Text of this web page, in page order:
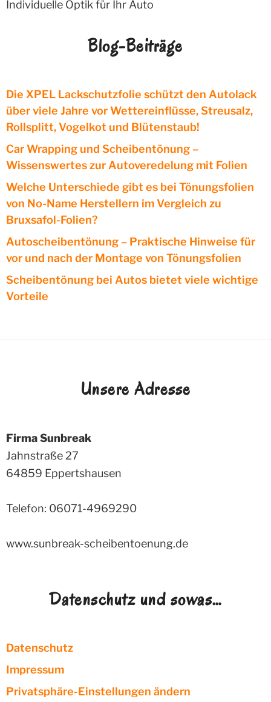
Individuelle Optik für Ihr Auto
Blog-Beiträge
Die XPEL Lackschutzfolie schützt den Autolack
über viele Jahre vor Wettereinflüsse, Streusalz,
Rollsplitt, Vogelkot und Blütenstaub!
Car Wrapping und Scheibentönung –
Wissenswertes zur Autoveredelung mit Folien
Welche Unterschiede gibt es bei Tönungsfolien
von No-Name Herstellern im Vergleich zu
Bruxsafol-Folien?
Autoscheibentönung – Praktische Hinweise für
vor und nach der Montage von Tönungsfolien
Scheibentönung bei Autos bietet viele wichtige
Vorteile
Unsere Adresse
Firma Sunbreak
Jahnstraße 27
64859 Eppertshausen
Telefon: 06071-4969290
www.sunbreak-scheibentoenung.de
Datenschutz und sowas…
Datenschutz
Impressum
Privatsphäre-Einstellungen ändern